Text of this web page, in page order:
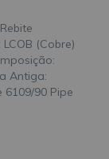
(Cobre)
Antiga:
6109/90 Pipe